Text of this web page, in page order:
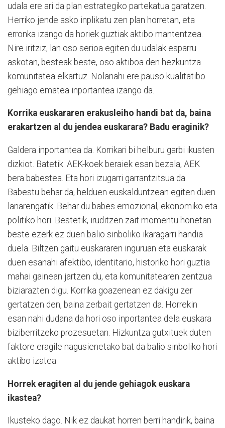
udala ere ari da plan estrategiko partekatua garatzen.
Herriko jende asko inplikatu zen plan horretan, eta
erronka izango da horiek guztiak aktibo mantentzea.
Nire iritziz, lan oso serioa egiten du udalak esparru
askotan, besteak beste, oso aktiboa den hezkuntza
komunitatea elkartuz. Nolanahi ere pauso kualitatibo
gehiago ematea inportantea izango da.
Korrika euskararen erakusleiho handi bat da, baina
erakartzen al du jendea euskarara? Badu eraginik?
Galdera inportantea da. Korrikari bi helburu garbi ikusten
dizkiot. Batetik. AEK-koek beraiek esan bezala, AEK
bera babestea. Eta hori izugarri garrantzitsua da.
Babestu behar da, helduen euskalduntzean egiten duen
lanarengatik. Behar du babes emozional, ekonomiko eta
politiko hori. Bestetik, iruditzen zait momentu honetan
beste ezerk ez duen balio sinboliko ikaragarri handia
duela. Biltzen gaitu euskararen inguruan eta euskarak
duen esanahi afektibo, identitario, historiko hori guztia
mahai gainean jartzen du, eta komunitatearen zentzua
biziarazten digu. Korrika goazenean ez dakigu zer
gertatzen den, baina zerbait gertatzen da. Horrekin
esan nahi dudana da hori oso inportantea dela euskara
biziberritzeko prozesuetan. Hizkuntza gutxituek duten
faktore eragile nagusienetako bat da balio sinboliko hori
aktibo izatea.
Horrek eragiten al du jende gehiagok euskara
ikastea?
Ikusteko dago. Nik ez daukat horren berri handirik, baina